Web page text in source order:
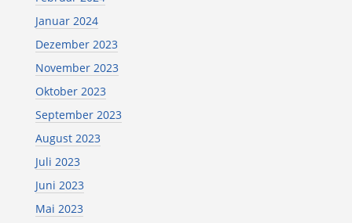
Januar 2024
Dezember 2023
November 2023
Oktober 2023
September 2023
August 2023
Juli 2023
Juni 2023
Mai 2023